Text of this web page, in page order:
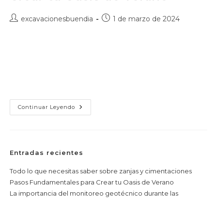
Autorexcavacionesbuendia
Publicación
1 de marzo de 2024
Continuar Leyendo Pasos
Fundamentales
Verano
Entradas recientes
Todo lo que necesitas saber sobre zanjas y cimentaciones
Pasos Fundamentales para Crear tu Oasis de Verano
La importancia del monitoreo geotécnico durante las